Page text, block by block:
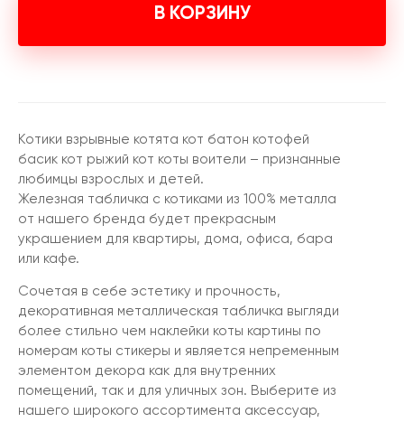
В КОРЗИНУ
Котики взрывные котята кот батон котофей
басик кот рыжий кот коты воители – признанные
любимцы взрослых и детей.
Железная табличка с котиками из 100% металла
от нашего бренда будет прекрасным
украшением для квартиры, дома, офиса, бара
или кафе.
Сочетая в себе эстетику и прочность,
декоративная металлическая табличка выгляди
более стильно чем наклейки коты картины по
номерам коты стикеры и является непременным
элементом декора как для внутренних
помещений, так и для уличных зон. Выберите из
нашего широкого ассортимента аксессуар,